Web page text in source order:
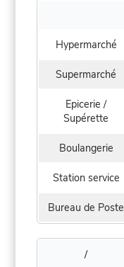
Hypermarché
Supermarché
Epicerie /
Supérette
Boulangerie
Station service
Bureau de Poste
/